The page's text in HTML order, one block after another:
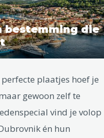
bestemming die
plaatjes hoef je
gewoon zelf te
vind je volop
én hun